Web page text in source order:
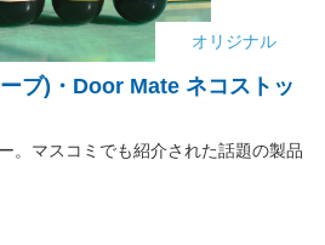
オリジナル
ブ)・Door Mate ネコストッ
。マスコミでも紹介された話題の製品